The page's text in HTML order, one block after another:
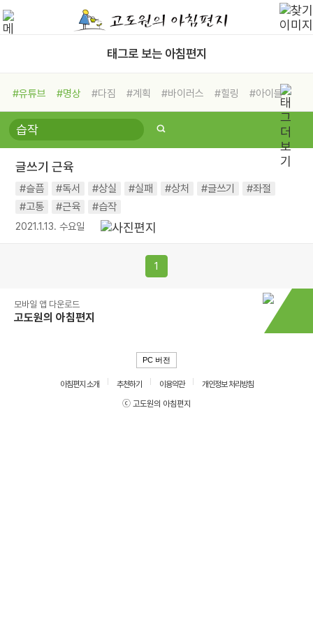
태그로 보는 아침편지
#유튜브 #명상 #다짐 #계획 #바이러스 #힐링
#아이들
#비전캠프
#독서캠프 #삶
#희망
#나눔 #친구 #링컨학교
#독서
#건강
글쓰기 근육
#슬픔 #독서 #상실 #실패 #상처 #글쓰기
#좌절
#고통
#근육 #습작
2021.1.13. 수요일
1
모바일 앱 다운로드
고도원의 아침편지
PC 버전
아침편지 소개 추천하기 이용약관
개인정보 처리방침
ⓒ 고도원의 아침편지